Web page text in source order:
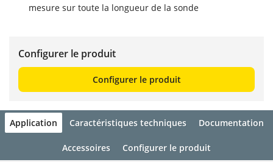
mesure sur toute la longueur de la sonde
Configurer le produit
Configurer le produit
Application Caractéristiques techniques Documentation
Accessoires Configurer le produit